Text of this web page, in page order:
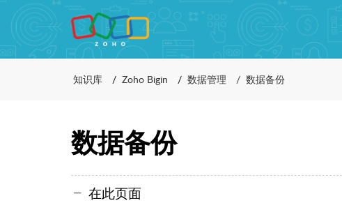
知识库 Zoho Bigin 数据管理 数据备份
数据备份
在此页面